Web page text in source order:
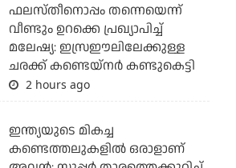
ഫലസ്തീനൊപ്പം തന്നെയെന്ന്
വീണ്ടും ഉറക്കെ പ്രഖ്യാപിച്ച്
മലേഷ്യ: ഇസ്രഈലിലേക്കുള്ള
ചരക്ക് കണ്ടെയ്‌നര്‍ കണ്ടുകെട്ടി
2 hours ago
ഇന്ത്യയുടെ മികച്ച
കണ്ടെത്തലുകളില്‍ ഒരാളാണ്